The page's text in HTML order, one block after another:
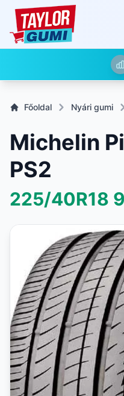
Főoldal Nyári gumi
Michelin
PS2
225/40R18